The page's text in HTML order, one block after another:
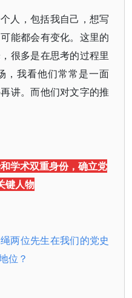
人，包括我自己，想写
能都会有变化。这里的
很多是在思考的过程里
，我看他们常常是一面
讲。而他们对文字的推
学术双重身份，确立党
键人物
两位先生在我们的党史
位？